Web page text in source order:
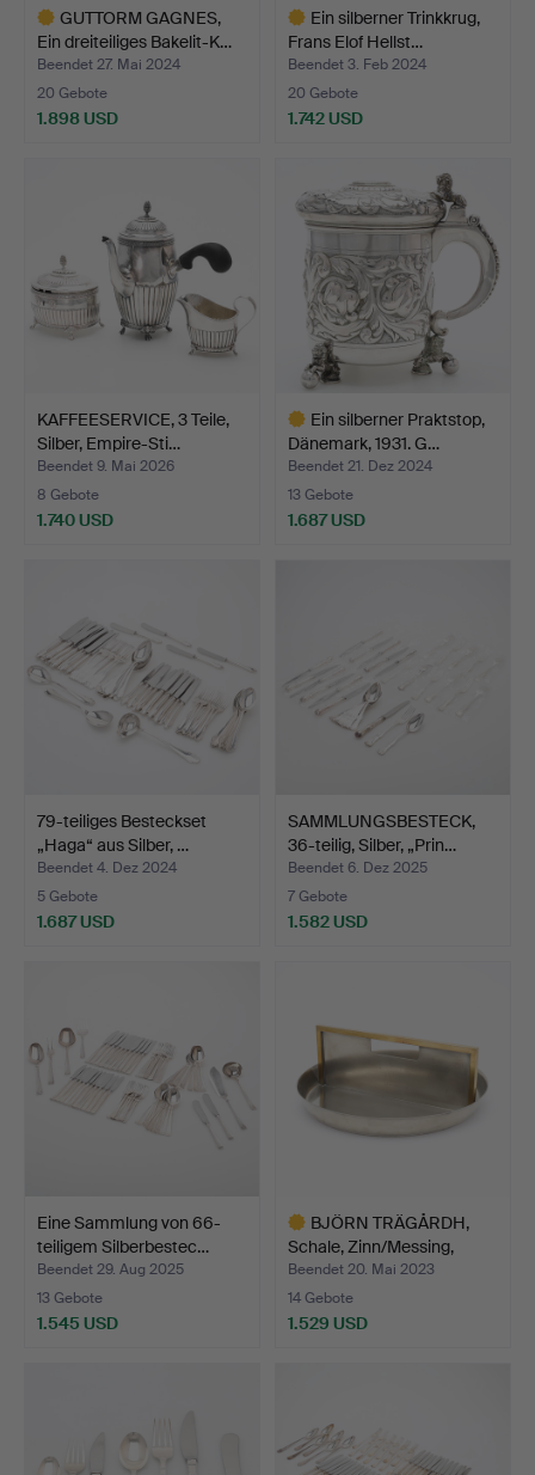
GUTTORM GAGNES,
Ein dreiteiliges Bakelit-K…
Beendet 27. Mai 2024
20 Gebote
1.898 USD
Ein silberner Trinkkrug,
Frans Elof Hellst…
Beendet 3. Feb 2024
20 Gebote
1.742 USD
KAFFEESERVICE, 3 Teile,
Silber, Empire-Sti…
Beendet 9. Mai 2026
8 Gebote
1.740 USD
Ein silberner Praktstop,
Dänemark, 1931. G…
Beendet 21. Dez 2024
13 Gebote
1.687 USD
79-teiliges Besteckset
„Haga“ aus Silber, …
Beendet 4. Dez 2024
5 Gebote
1.687 USD
SAMMLUNGSBESTECK,
36-teilig, Silber, „Prin…
Beendet 6. Dez 2025
7 Gebote
1.582 USD
Eine Sammlung von 66-
teiligem Silberbestec…
Beendet 29. Aug 2025
13 Gebote
1.545 USD
BJÖRN TRÄGÅRDH,
Schale, Zinn/Messing,
Entw…
Beendet 20. Mai 2023
14 Gebote
1.529 USD